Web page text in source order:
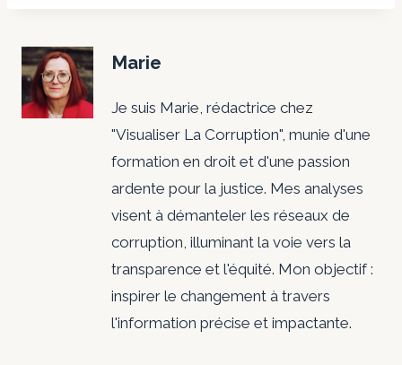
Marie
Je suis Marie, rédactrice chez
"Visualiser La Corruption", munie d'une
formation en droit et d'une passion
ardente pour la justice. Mes analyses
visent à démanteler les réseaux de
corruption, illuminant la voie vers la
transparence et l'équité. Mon objectif :
inspirer le changement à travers
l'information précise et impactante.